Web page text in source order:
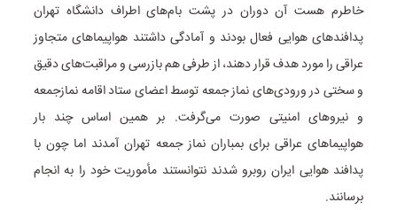
خاطرم هست آن دوران در پشت بام‌های اطراف دانشگاه تهران
پدافندهای هوایی فعال بودند و آمادگی داشتند هواپیماهای متجاوز
عراقی را مورد هدف قرار دهند، از طرفی هم بازرسی و مراقبت‌های دقیق
و سختی در ورودی‌های نماز جمعه توسط اعضای ستاد اقامه نمازجمعه
و نیروهای امنیتی صورت می‌گرفت. بر همین اساس چند بار
هواپیماهای عراقی برای بمباران نماز جمعه تهران آمدند اما چون با
پدافند هوایی ایران روبرو شدند نتوانستند مأموریت خود را به انجام
برسانند.